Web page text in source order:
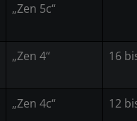
„Zen 5c“
„Zen 4“ 16
„Zen 4c“ 12